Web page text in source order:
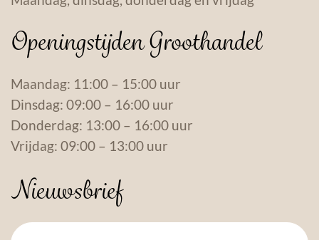
Openingstijden Groothandel
Maandag: 11:00 – 15:00 uur
Dinsdag: 09:00 – 16:00 uur
Donderdag: 13:00 – 16:00 uur
Vrijdag: 09:00 – 13:00 uur
Nieuwsbrief